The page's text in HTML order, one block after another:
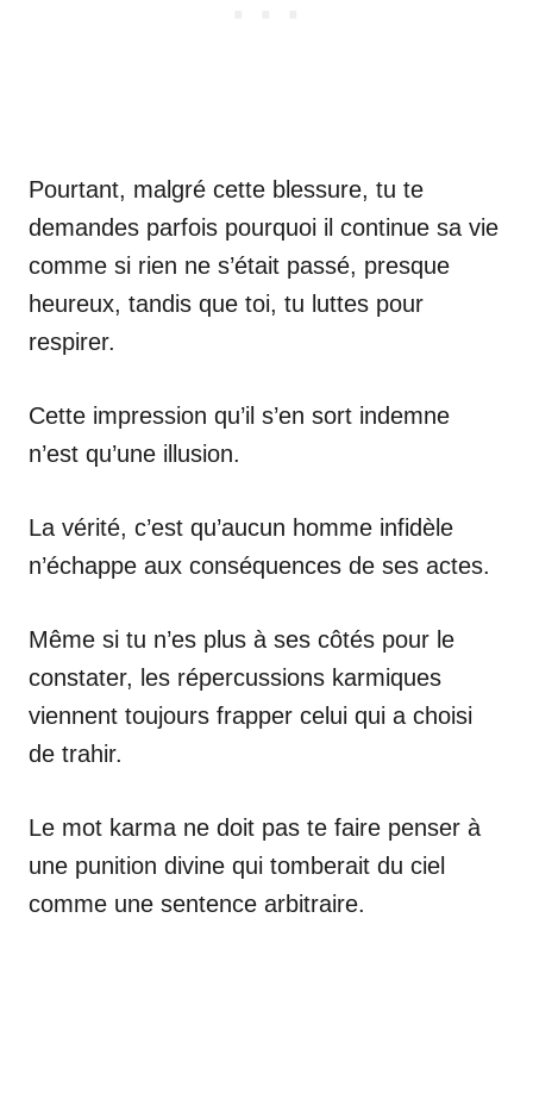
Pourtant, malgré cette blessure, tu te
demandes parfois pourquoi il continue sa vie
comme si rien ne s’était passé, presque
heureux, tandis que toi, tu luttes pour
respirer.
Cette impression qu’il s’en sort indemne
n’est qu’une illusion.
La vérité, c’est qu’aucun homme infidèle
n’échappe aux conséquences de ses actes.
Même si tu n’es plus à ses côtés pour le
constater, les répercussions karmiques
viennent toujours frapper celui qui a choisi
de trahir.
Le mot karma ne doit pas te faire penser à
une punition divine qui tomberait du ciel
comme une sentence arbitraire.